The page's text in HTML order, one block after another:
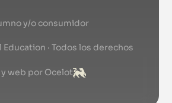
y/o consumidor
· Todos los derechos
web por Ocelot